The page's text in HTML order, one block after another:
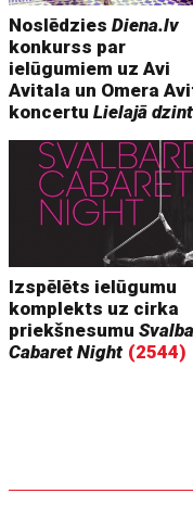
NoslēdziesDiena.lv
konkurss par
ielūgumiem uz Avi
Avitala un Omera
koncertuLielajā
Izspēlēts ielūgumu
komplekts uz cirka
priekšnesumu
Cabaret Night (2544)